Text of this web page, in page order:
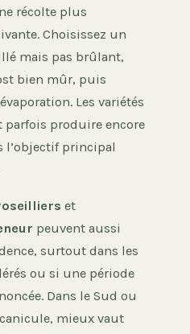
récolte plus
Choisissez un
mais pas brûlant,
bien mûr, puis
Les variétés
parfois produire encore
principal
et
peuvent aussi
surtout dans les
ou si une période
Dans le Sud ou
mieux vaut